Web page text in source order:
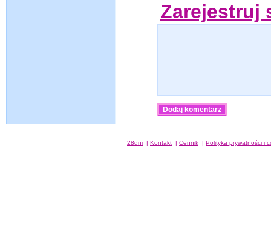
Zarejestruj
28dni | Kontakt | Cennik | Polityka prywatności i